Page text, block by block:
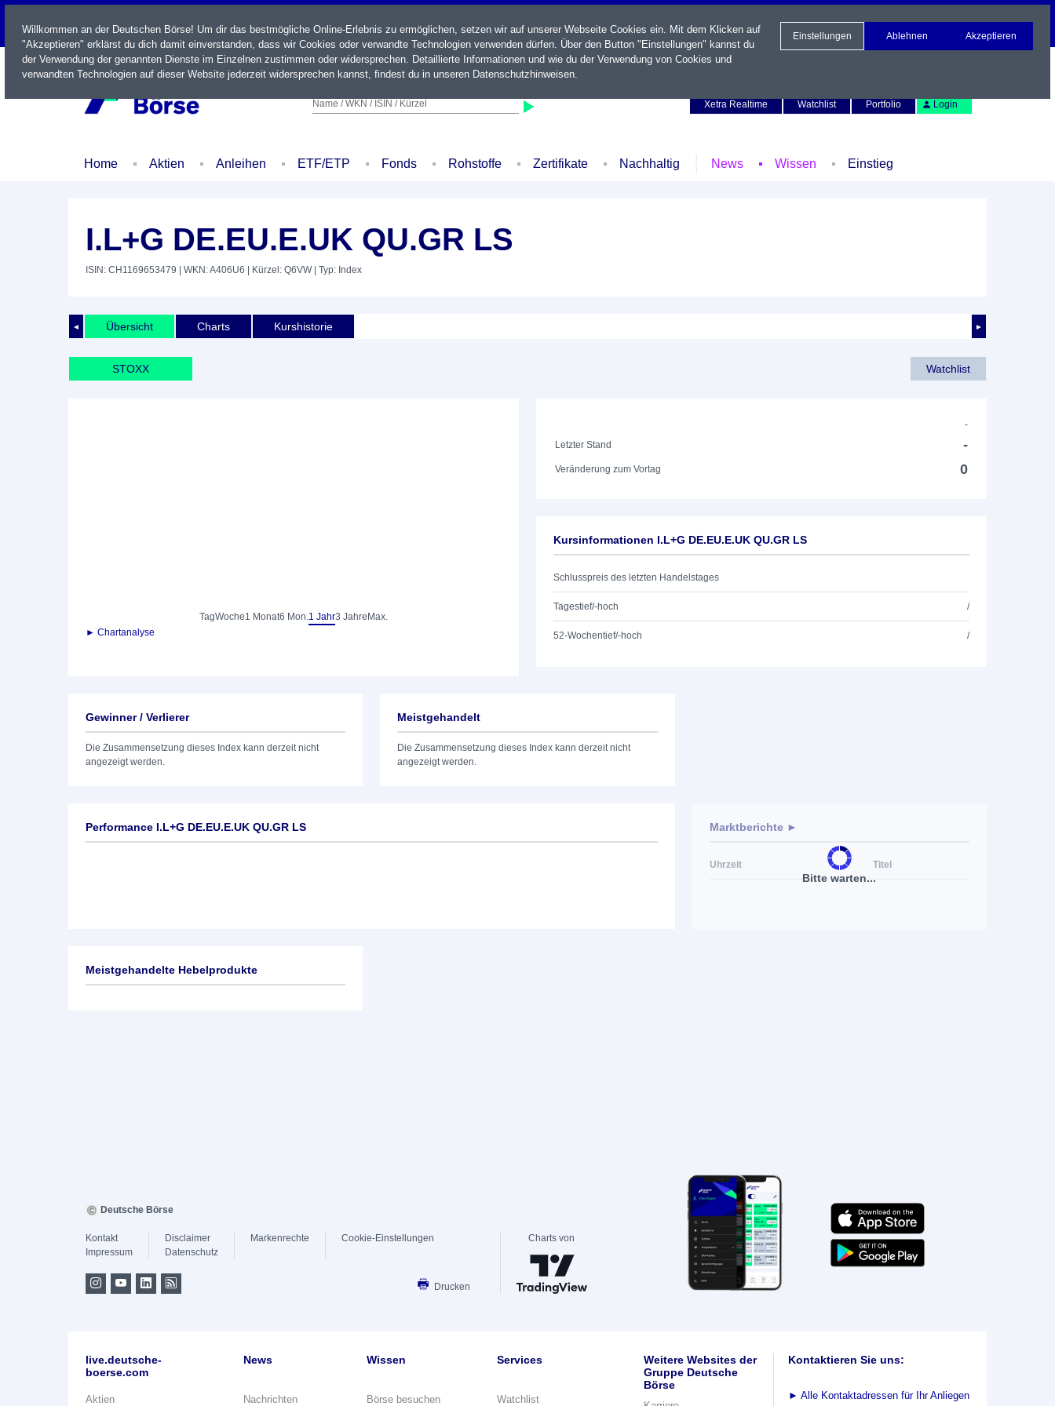
LIVE
Name / WKN / ISIN / Kürzel
Xetra Realtime
Watchlist Portfolio Login
Home Aktien Anleihen ETF/ETP Fonds Rohstoffe Zertifikate Nachhaltig News Wissen Einstieg
I.L+G DE.EU.E.UK QU.GR LS
ISIN: CH1169653479 | WKN: A406U6 | Kürzel: Q6VW| Typ: Index
◄ ►
Übersicht Charts Kurshistorie
STOXX Watchlist
TagWoche1 Monat6 Mon.1 Jahr3 Jahre Max.
► Chartanalyse
-
Letzter Stand
-
Veränderung zum Vortag 0
Kursinformationen I.L+G DE.EU.E.UK QU.GR LS
Schlusspreis des letzten Handelstages
Tagestief/-hoch /
52-Wochentief/-hoch /
Gewinner / Verlierer
Die Zusammensetzung dieses Index kann derzeit nicht
angezeigt werden.
Meistgehandelt
Die Zusammensetzung dieses Index kann derzeit nicht
angezeigt werden.
Performance I.L+G DE.EU.E.UK QU.GR LS
Bitte warten...
Marktberichte ►
Uhrzeit Titel
Meistgehandelte Hebelprodukte
Willkommen an der Deutschen Börse! Um dir das bestmögliche Online-Erlebnis zu ermöglichen, setzen wir auf unserer Webseite Cookies ein. Mit dem Klicken auf
"Akzeptieren" erklärst du dich damit einverstanden, dass wir Cookies oder verwandte Technologien verwenden dürfen. Über den Button "Einstellungen" kannst du
der Verwendung der genannten Dienste im Einzelnen zustimmen oder widersprechen. Detaillierte Informationen und wie du der Verwendung von Cookies und
verwandten Technologien auf dieser Website jederzeit widersprechen kannst, findest du in unseren Datenschutzhinweisen.
Einstellungen Ablehnen Akzeptieren
Deutsche Börse
Kontakt
Impressum
Disclaimer
Datenschutz
Markenrechte Cookie-Einstellungen
Drucken
Charts von
live.deutsche-
boerse.com
Aktien
News
Nachrichten
Wissen
Börse besuchen
Services
Watchlist
Weitere Websites der
Gruppe Deutsche
Börse
Kontaktieren Sie uns:
► Alle Kontaktadressen für Ihr Anliegen